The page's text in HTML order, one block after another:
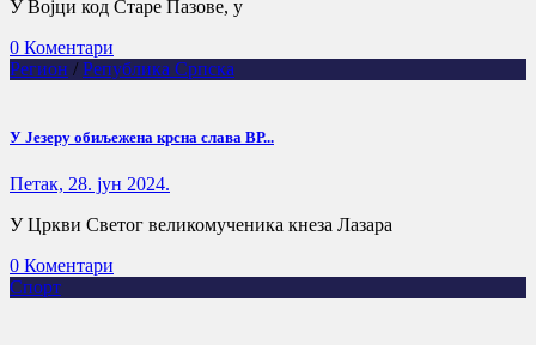
У Војци код Старе Пазове, у
0 Коментари
Регион / Република Српска
У Језеру обиљежeна крснa слава ВР...
Петак, 28. јун 2024.
У Цркви Светог великомученика кнеза Лазара
0 Коментари
Спорт